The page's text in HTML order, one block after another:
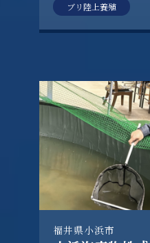
ブリ陸上養殖
福井県小浜市